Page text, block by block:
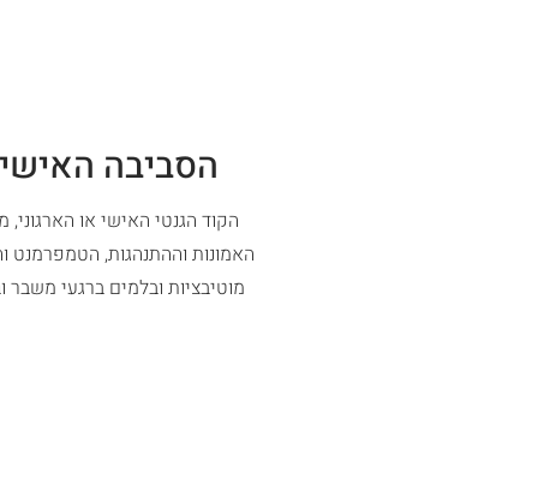
הסביבה
הקוד הגנטי האישי או
האמונות וההתנהגות, הטמפרמנט
מוטיבציות ובלמים ברגעי משבר